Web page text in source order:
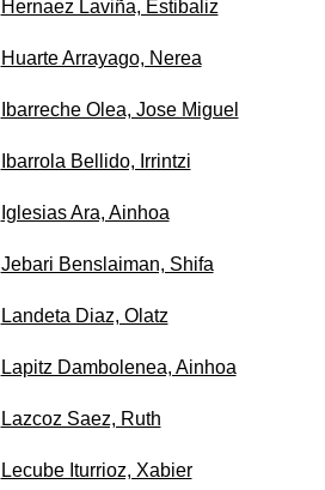
Hernaez Laviña, Estibaliz
Huarte Arrayago, Nerea
Ibarreche Olea, Jose Miguel
Ibarrola Bellido, Irrintzi
Iglesias Ara, Ainhoa
Jebari Benslaiman, Shifa
Landeta Diaz, Olatz
Lapitz Dambolenea, Ainhoa
Lazcoz Saez, Ruth
Lecube Iturrioz, Xabier